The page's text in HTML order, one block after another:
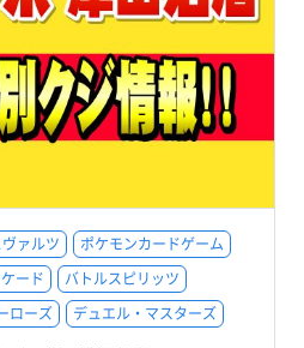
ァルツ
ポケモンカードゲーム
ード
バトルスピリッツ
ローズ
デュエル・マスターズ